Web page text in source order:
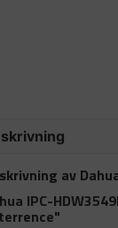
av
IPC-